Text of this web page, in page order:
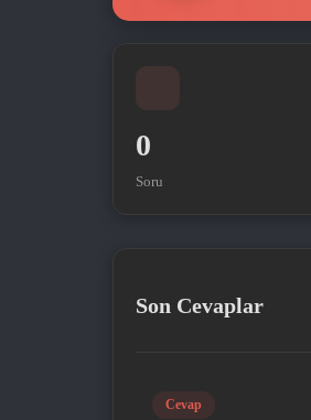
0
Soru
Son Cevaplar
Cevap